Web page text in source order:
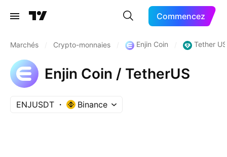
Commencez
Marchés Crypto-monnaies Enjin Coin Tether
Enjin Coin / TetherUS
ENJUSDT Binance